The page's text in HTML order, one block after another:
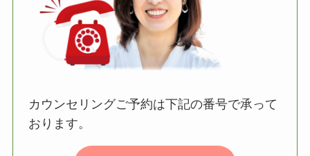
カウンセリングご予約は下記の番号で承って
おります。